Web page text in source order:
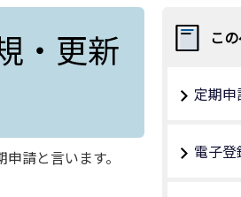
・更新
請と言います。
こ
定期
電子